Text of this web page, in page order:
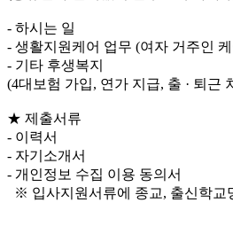
- 하시는 일
- 생활지원케어 업무 (여자 거주인
- 기타 후생복지
(4대보험 가입, 연가 지급, 출 · 퇴
★ 제출서류
- 이력서
- 자기소개서
- 개인정보 수집 이용 동의서
※ 입사지원서류에 종교, 출신학교